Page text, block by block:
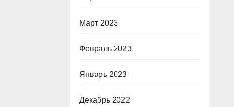
Март 2023
Февраль 2023
Январь 2023
Декабрь 2022